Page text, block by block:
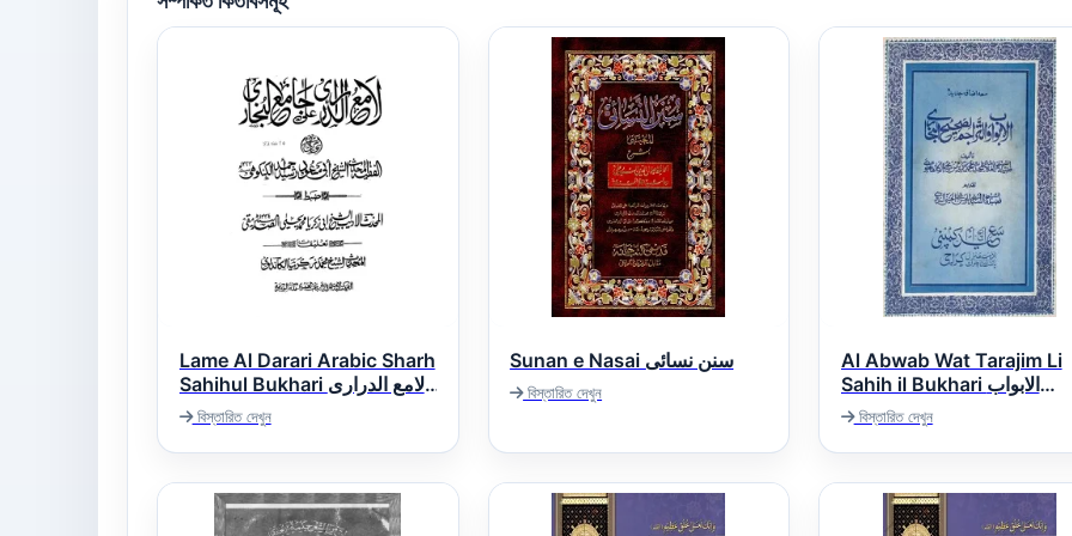
Lame Al Darari Arabic Sharh
Sahihul Bukhari لامع الدراری
عربی شرح صحیح البخاری
বিস্তারিত দেখুন
Sunan e Nasai سنن نسائی
বিস্তারিত দেখুন
Al Abwab Wat Tarajim Li
Sahih il Bukhari الابواب
والتراجم لصحیح البخاری
বিস্তারিত দেখুন